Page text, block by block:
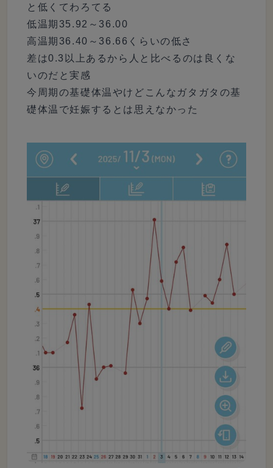
と低くてわろてる
低温期35.92～36.00
高温期36.40～36.66くらいの低さ
差は0.3以上あるから人と比べるのは良くな
いのだと実感
今周期の基礎体温やけどこんなガタガタの基
礎体温で妊娠するとは思えなかった